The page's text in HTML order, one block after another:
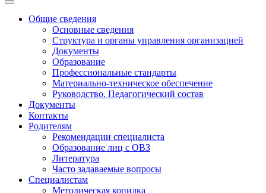
Toggle
navigationОбщие сведения
Основные сведения
Структура и органы управления организацией
Документы
Образование
Профессиональные стандарты
Материально-техническое обеспечение
Руководство. Педагогический состав
Документы
Контакты
Родителям
Рекомендации специалиста
Образование лиц с ОВЗ
Литература
Часто задаваемые вопросы
Специалистам
Методическая копилка